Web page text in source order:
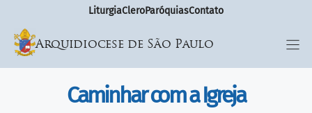
LiturgiaCleroParóquiasContato
Arquidiocese de São Paulo
Caminhar com a Igreja